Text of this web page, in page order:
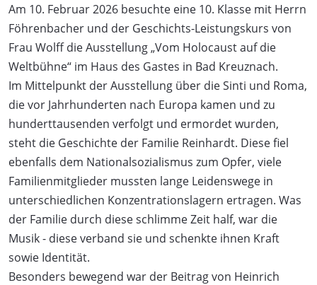
Am 10. Februar 2026 besuchte eine 10. Klasse mit Herrn
Föhrenbacher und der Geschichts-Leistungskurs von
Frau Wolff die Ausstellung „Vom Holocaust auf die
Weltbühne“ im Haus des Gastes in Bad Kreuznach.
Im Mittelpunkt der Ausstellung über die Sinti und Roma,
die vor Jahrhunderten nach Europa kamen und zu
hunderttausenden verfolgt und ermordet wurden,
steht die Geschichte der Familie Reinhardt. Diese fiel
ebenfalls dem Nationalsozialismus zum Opfer, viele
Familienmitglieder mussten lange Leidenswege in
unterschiedlichen Konzentrationslagern ertragen. Was
der Familie durch diese schlimme Zeit half, war die
Musik - diese verband sie und schenkte ihnen Kraft
sowie Identität.
Besonders bewegend war der Beitrag von Heinrich